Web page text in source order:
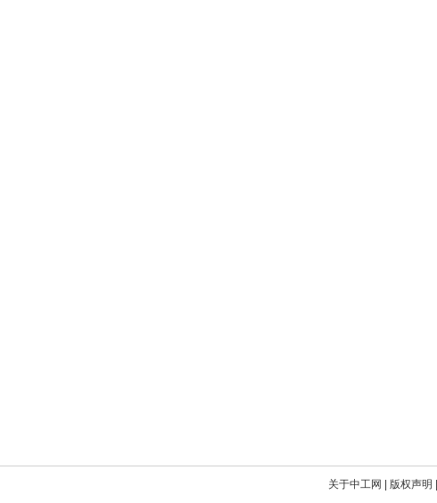
关于中工网 版权声明